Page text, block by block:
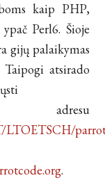
kaip PHP,
Perl6. Šioje
gijų palaikymas
atsirado
LTOETSCH/
.